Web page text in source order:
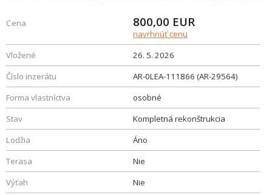
Cena 800,00 EUR
navrhnúť cenu
Vložené
26. 5. 2026
Číslo inzerátu
AR-0LEA-111866 (AR-29564)
Forma vlastníctva
osobné
Stav
Kompletná rekonštrukcia
Lodžia
Áno
Terasa
Nie
Výťah
Nie